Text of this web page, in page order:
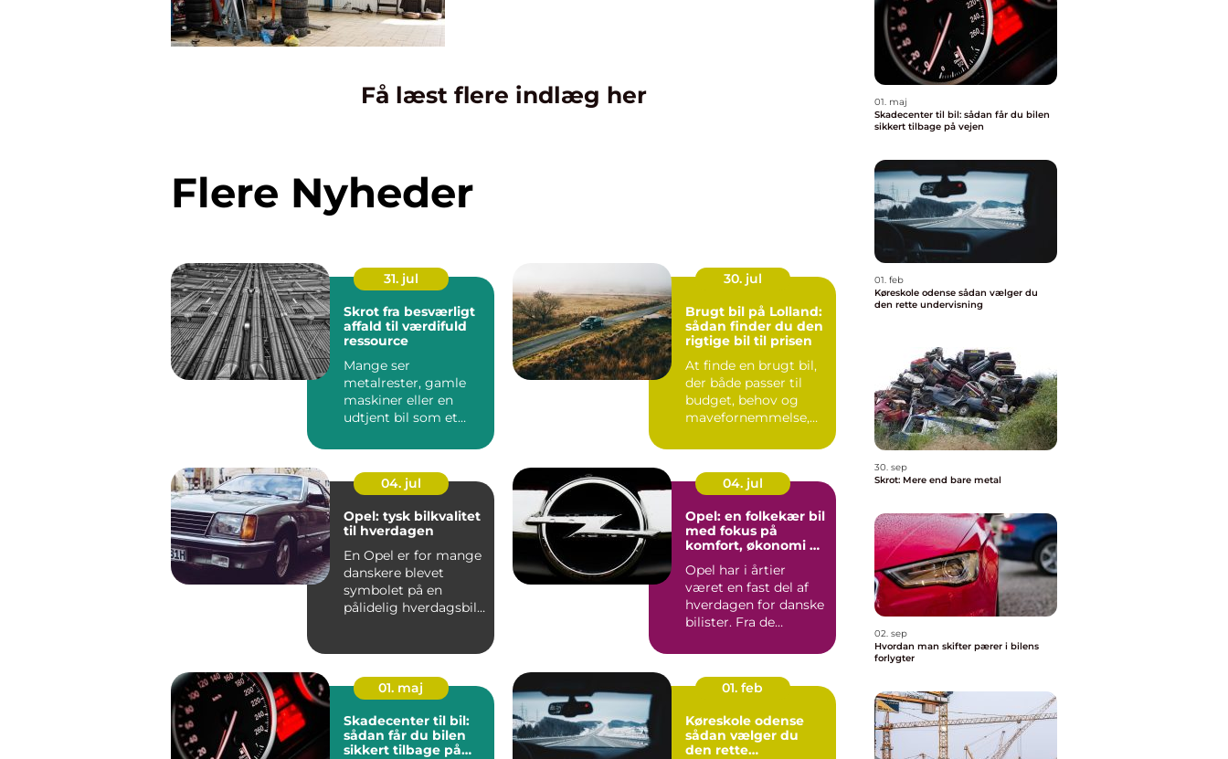
Få læst flere indlæg her
Flere Nyheder
31. jul
Skrot fra besværligt
affald til værdifuld
ressource
Mange ser
metalrester, gamle
maskiner eller en
udtjent bil som et
fylder op. Men s...
30. jul
Brugt bil på Lolland:
sådan finder du den
rigtige bil til prisen
At finde en brugt bil,
der både passer til
budget, behov og
mavefornemmelse,
04. jul
Opel: tysk bilkvalitet
til hverdagen
En Opel er for mange
danskere blevet
symbolet på en
pålidelig hverdagsbil,
04. jul
Opel: en folkekær bil
med fokus på
komfort, økonomi og
Opel har i årtier
været en fast del af
hverdagen for danske
bilister. Fra de
01. maj
Skadecenter til bil:
sådan får du bilen
sikkert tilbage på
01. feb
Køreskole odense
sådan vælger du
den rette
01. maj
Skadecenter til bil: sådan får du bilen
sikkert tilbage på vejen
01. feb
Køreskole odense sådan vælger du
den rette undervisning
30. sep
Skrot: Mere end bare metal
02. sep
Hvordan man skifter pærer i bilens
forlygter